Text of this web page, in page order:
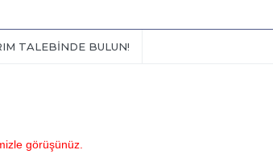
TALEBINDE BULUN!
görüşünüz.